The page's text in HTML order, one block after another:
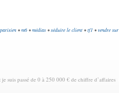
•m6 •médias •séduire le client •tf1 •vendre sur
suis passé de 0 à 250 000 € de chiffre d’affaires